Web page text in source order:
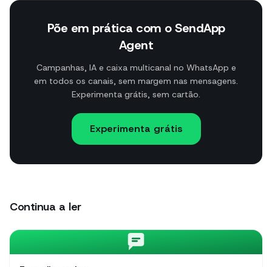
Põe em prática com o SendApp
Agent
Campanhas, IA e caixa multicanal no WhatsApp e
em todos os canais, sem margem nas mensagens.
Experimenta grátis, sem cartão.
Experimenta grátis
Continua a ler